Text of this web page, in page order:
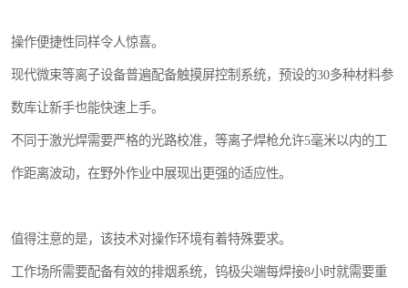
操作便捷性同样令人惊喜。
现代微束等离子设备普遍配备触摸屏控制系统，预设的30多种材料参
数库让新手也能快速上手。
不同于激光焊需要严格的光路校准，等离子焊枪允许5毫米以内的工
作距离波动，在野外作业中展现出更强的适应性。
值得注意的是，该技术对操作环境有着特殊要求。
工作场所需要配备有效的排烟系统，钨极尖端每焊接8小时就需要重